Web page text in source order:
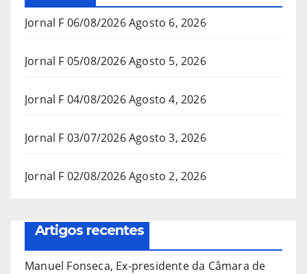
Jornal F 06/08/2026Agosto 6, 2026
Jornal F 05/08/2026Agosto 5, 2026
Jornal F 04/08/2026Agosto 4, 2026
Jornal F 03/07/2026Agosto 3, 2026
Jornal F 02/08/2026Agosto 2, 2026
Artigos recentes
Manuel Fonseca, Ex-presidente da Câmara de